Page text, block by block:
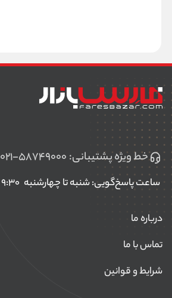
خط ویژه پشتیبانی: ۰۲۱-۵۸۷۴۹۰۰۰
ساعت پاسخ‌گویی: شنبه تا چهارشنبه
درباره ما
تماس با ما
شرایط و قوانین